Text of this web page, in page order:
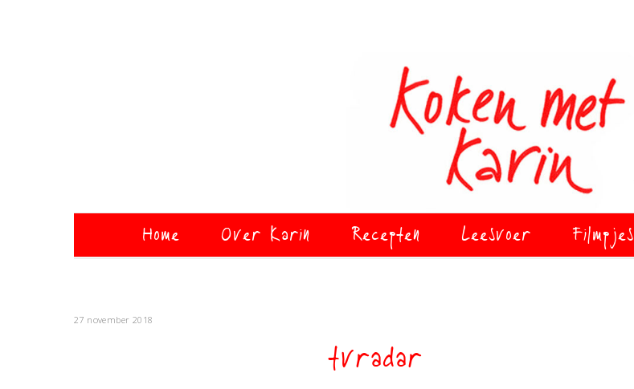
Home Over Karin Recepten Leesvoer Filmpjes
27 november 2018
tvradar